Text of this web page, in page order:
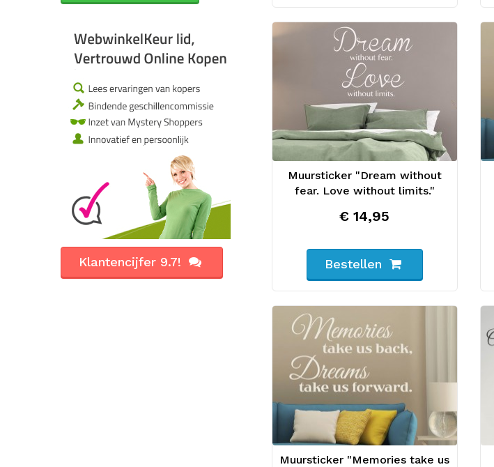
Muursticker "Dream without
fear. Love without limits."
€ 14,95
Bestellen
Muursticker "Memories take us
Klantencijfer 9.7!